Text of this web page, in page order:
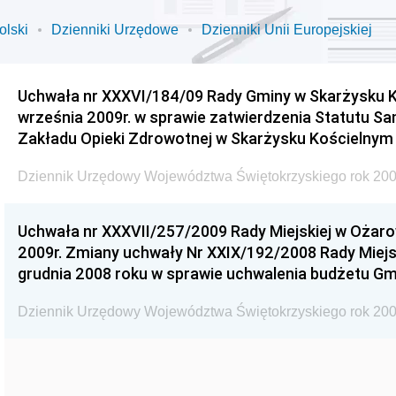
Dzienniki Urzędowe Dzienniki Unii Europejskiej
Uchwała nr XXXVI/184/09 Rady Gminy w Skarżysku
września 2009r. w sprawie zatwierdzenia Statutu
Zakładu Opieki Zdrowotnej w Skarżysku Kościelnym
Dziennik Urzędowy Województwa Świętokrzyskiego rok
Uchwała nr XXXVII/257/2009 Rady Miejskiej w
2009r. Zmiany uchwały Nr XXIX/192/2008 Rady
grudnia 2008 roku w sprawie uchwalenia budżetu
Dziennik Urzędowy Województwa Świętokrzyskiego rok